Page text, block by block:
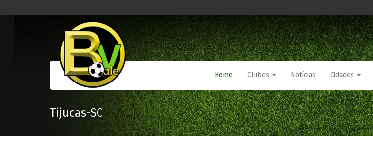
Home Clubes Notícias Cidades
Tijucas-SC